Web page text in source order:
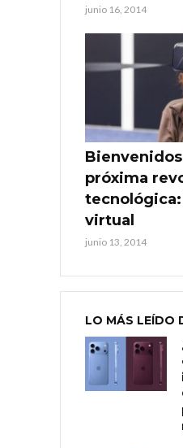
junio 16, 2014
Bienvenidos
próxima
tecnológica:
virtual
junio 13, 2014
LO MÁS LEÍDO